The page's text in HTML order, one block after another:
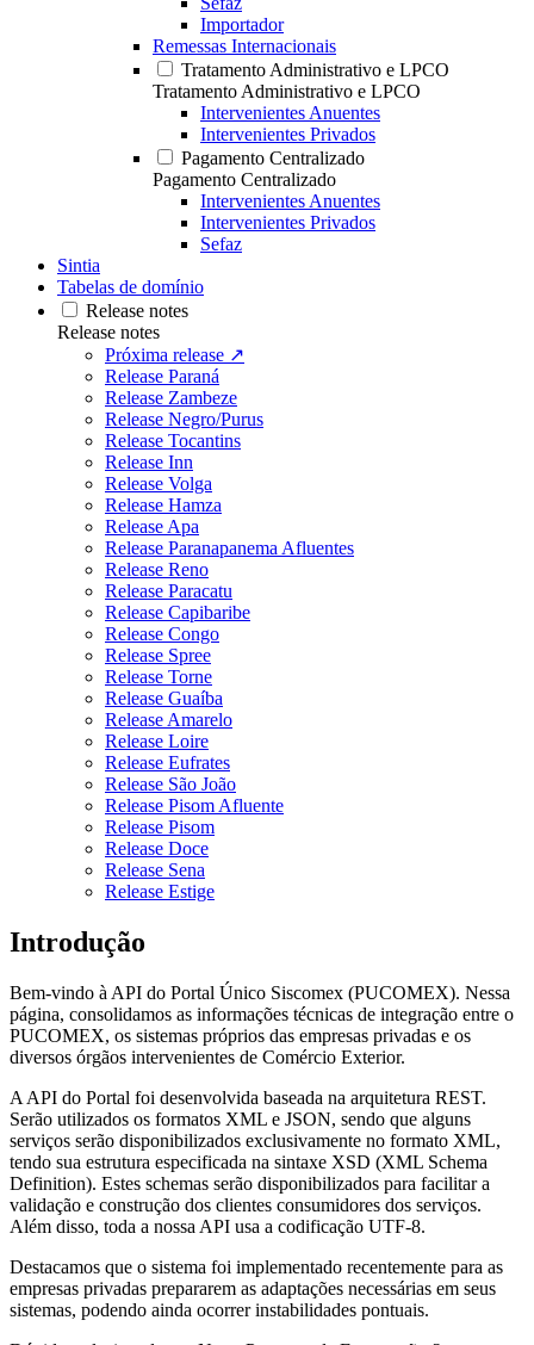
Importador
Remessas Internacionais
Tratamento Administrativo e LPCO
Tratamento Administrativo e LPCO
Intervenientes Anuentes
Intervenientes Privados
Pagamento Centralizado
Pagamento Centralizado
Intervenientes Anuentes
Intervenientes Privados
Sefaz
Sintia
Tabelas de domínio
Release notes
Release notes
Próxima release ↗
Release Paraná
Release Zambeze
Release Negro/Purus
Release Tocantins
Release Inn
Release Volga
Release Hamza
Release Apa
Release Paranapanema Afluentes
Release Reno
Release Paracatu
Release Capibaribe
Release Congo
Release Spree
Release Torne
Release Guaíba
Release Amarelo
Release Loire
Release Eufrates
Release São João
Release Pisom Afluente
Release Pisom
Release Doce
Release Sena
Release Estige
Introdução
Bem-vindo à API do Portal Único Siscomex (PUCOMEX). Nessa
página, consolidamos as informações técnicas de integração entre o
PUCOMEX, os sistemas próprios das empresas privadas e os
diversos órgãos intervenientes de Comércio Exterior.
A API do Portal foi desenvolvida baseada na arquitetura REST.
Serão utilizados os formatos XML e JSON, sendo que alguns
serviços serão disponibilizados exclusivamente no formato XML,
tendo sua estrutura especificada na sintaxe XSD (XML Schema
Definition). Estes schemas serão disponibilizados para facilitar a
validação e construção dos clientes consumidores dos serviços.
Além disso, toda a nossa API usa a codificação UTF-8.
Destacamos que o sistema foi implementado recentemente para as
empresas privadas prepararem as adaptações necessárias em seus
sistemas, podendo ainda ocorrer instabilidades pontuais.